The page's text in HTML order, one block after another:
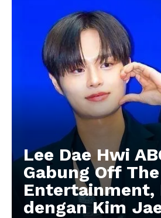
Lee Dae Hwi
Gabung Off
Entertainment,
dengan Kim